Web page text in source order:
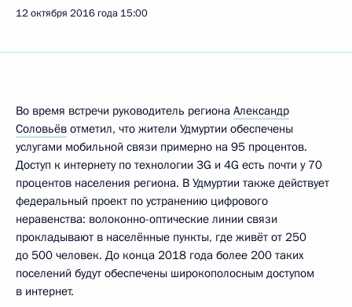
12 октября 2016 года 15:00
Во время встречи руководитель региона Александр
Соловьёв отметил, что жители Удмуртии обеспечены
услугами мобильной связи примерно на 95 процентов.
Доступ к интернету по технологии 3G и 4G есть почти у 70
процентов населения региона. В Удмуртии также действует
федеральный проект по устранению цифрового
неравенства: волоконно-оптические линии связи
прокладывают в населённые пункты, где живёт от 250
до 500 человек. До конца 2018 года более 200 таких
поселений будут обеспечены широкополосным доступом
в интернет.